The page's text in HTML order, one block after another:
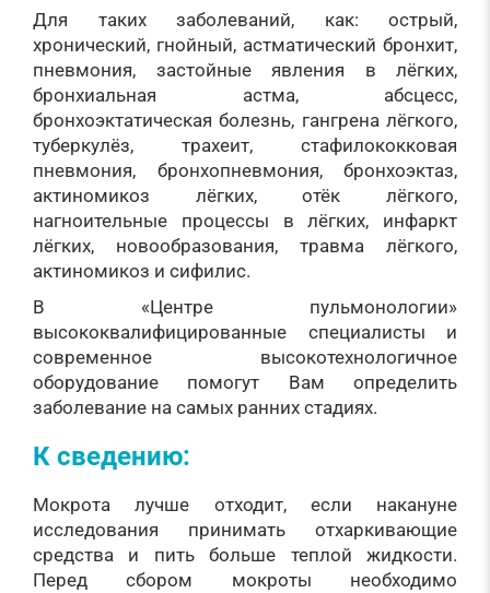
Для таких заболеваний, как: острый,
хронический, гнойный, астматический бронхит,
пневмония, застойные явления в лёгких,
бронхиальная астма, абсцесс,
бронхоэктатическая болезнь, гангрена лёгкого,
туберкулёз, трахеит, стафилококковая
пневмония, бронхопневмония, бронхоэктаз,
актиномикоз лёгких, отёк лёгкого,
нагноительные процессы в лёгких, инфаркт
лёгких, новообразования, травма лёгкого,
актиномикоз и сифилис.
В «Центре пульмонологии»
высококвалифицированные специалисты и
современное высокотехнологичное
оборудование помогут Вам определить
заболевание на самых ранних стадиях.
К сведению:
Мокрота лучше отходит, если накануне
исследования принимать отхаркивающие
средства и пить больше теплой жидкости.
Перед сбором мокроты необходимо